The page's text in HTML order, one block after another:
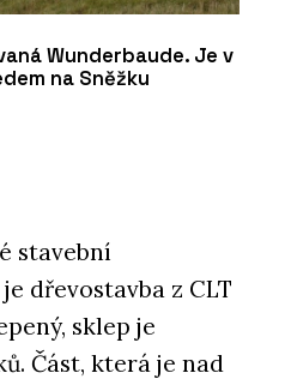
Wunderbaude. Je v
na Sněžku
stavební
dřevostavba z CLT
sklep je
Část, která je nad